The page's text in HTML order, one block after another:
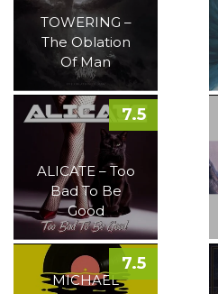
TOWERING –
The Oblation
Of Man
ALICATE – Too
Bad To Be
Good
7.5
MICHAEL
7.5